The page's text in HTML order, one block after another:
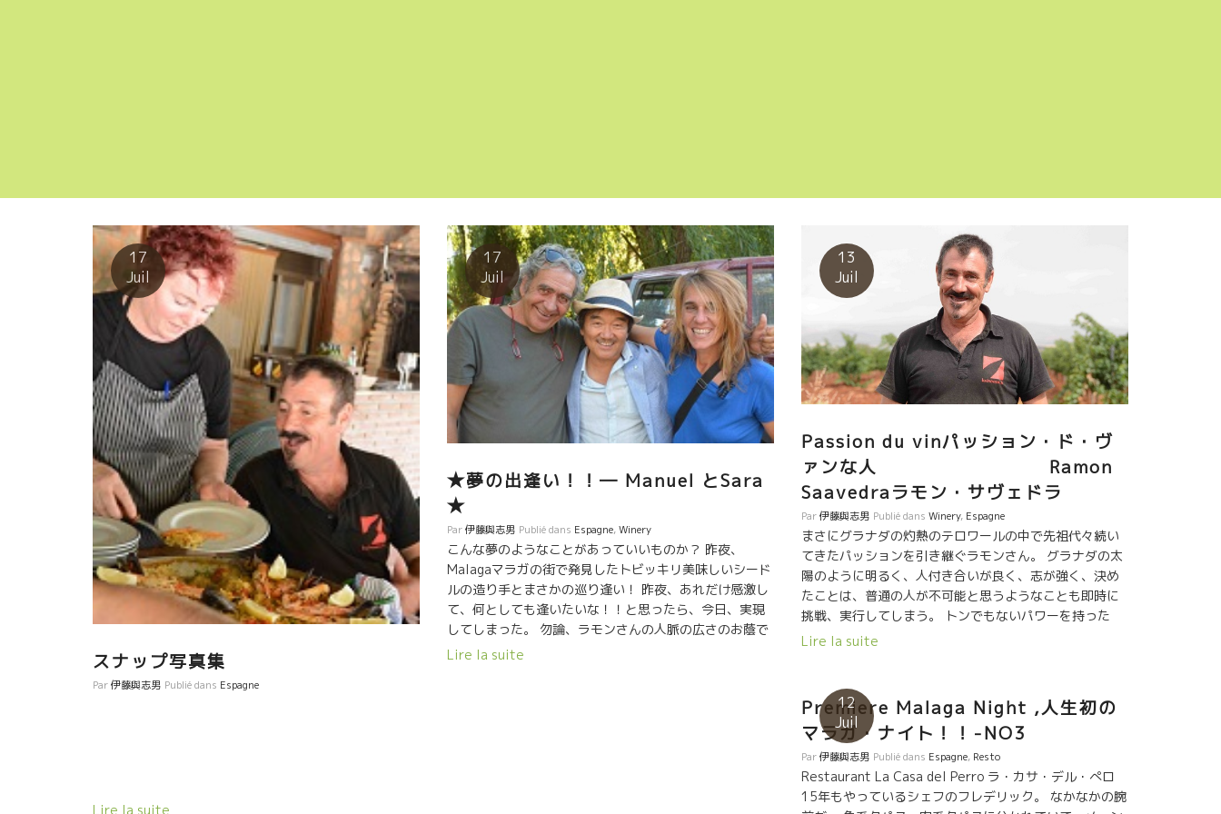
17
Juil
スナップ写真集
Par伊藤與志男 Publié dans Espagne
Lire la suite
17
Juil
★夢の出逢い！！― Manuel とSara
★
Par伊藤與志男 Publié dans Espagne,Winery
こんな夢のようなことがあっていいものか？ 昨夜、
Malagaマラガの街で発見したトビッキリ美味しいシード
ルの造り手とまさかの巡り逢い！ 昨夜、あれだけ感激し
て、何としても逢いたいな！！と思ったら、今日、実現
してしまった。 勿論、ラモンさんの人脈の広さのお蔭で
実現。 誰からも愛されているラモンさんだからこそでき
Lire la suite
13
Juil
Passion du vinパッション・ド・ヴ
ァンな人 Ramon
Saavedraラモン・サヴェドラ
Par伊藤與志男 Publié dans Winery, Espagne
まさにグラナダの灼熱のテロワールの中で先祖代々続い
てきたパッションを引き継ぐラモンさん。 グラナダの太
陽のように明るく、人付き合いが良く、志が強く、決め
たことは、普通の人が不可能と思うようなことも即時に
挑戦、実行してしまう。 トンでもないパワーを持った
人。 この人に逢うためにGraenaグラエナ村にやって来
ってくれた。 まるでフラメンコを見ているようなキレの
よい手足の動き、多彩な顔の表現。 凄い人と巡り逢え
た。昨夜、飲んだワイン、シードルの造り手の話しをし
たら、即、電話して、今日のお昼に全員がこの村に来て
くれるように手配してくれた。奇跡のようなことを、居
合の一振りのような素早さでかたずけてしまった。 昨
Lire la suite
12
Juil
Premiere Malaga Night ,人生初の
マラガ・ナイト！！-NO3
Par伊藤與志男 Publié dans Espagne, Resto
Restaurant La Casa del Perro ラ・カサ・デル・ぺロ
15年もやっているシェフのフレデリック。 なかなかの腕